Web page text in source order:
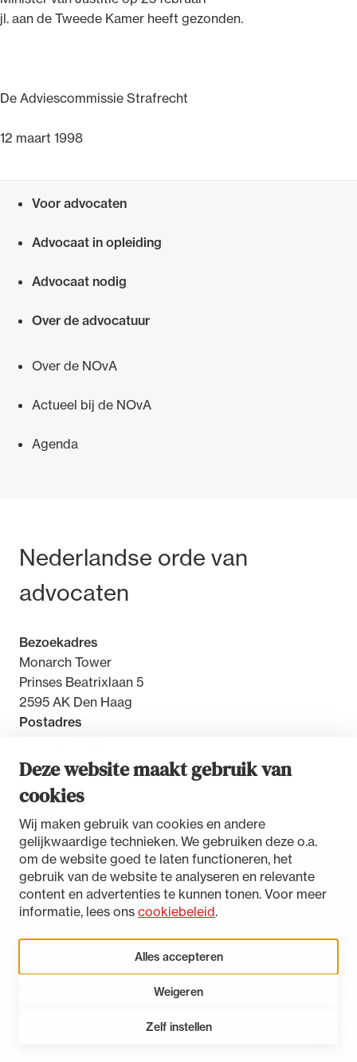
Deze website maakt gebruik van
cookies
Wij maken gebruik van cookies en andere
gelijkwaardige technieken. We gebruiken deze o.a.
om de website goed te laten functioneren, het
gebruik van de website te analyseren en relevante
content en advertenties te kunnen tonen. Voor meer
informatie, lees ons cookiebeleid.
Alles accepteren
Weigeren
Zelf instellen
jl. aan de Tweede Kamer heeft gezonden.
De Adviescommissie Strafrecht
12 maart 1998
Voor advocaten
Advocaat in opleiding
Advocaat nodig
Over de advocatuur
Over de NOvA
Actueel bij de NOvA
Agenda
Bezoek- en postadres
Nederlandse orde van
advocaten
Bezoekadres
Monarch Tower
Prinses Beatrixlaan 5
2595 AK Den Haag
Postadres
2500 GW Den Haag
Toegankelijkheidsverklaring
Disclaimer